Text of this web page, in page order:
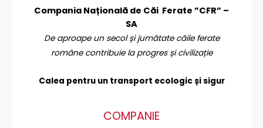
Compania Națională de Căi Ferate ”CFR” –
SA
De aproape un secol și jumătate căile ferate
române contribuie la progres și civilizație
Calea pentru un transport ecologic și sigur
COMPANIE